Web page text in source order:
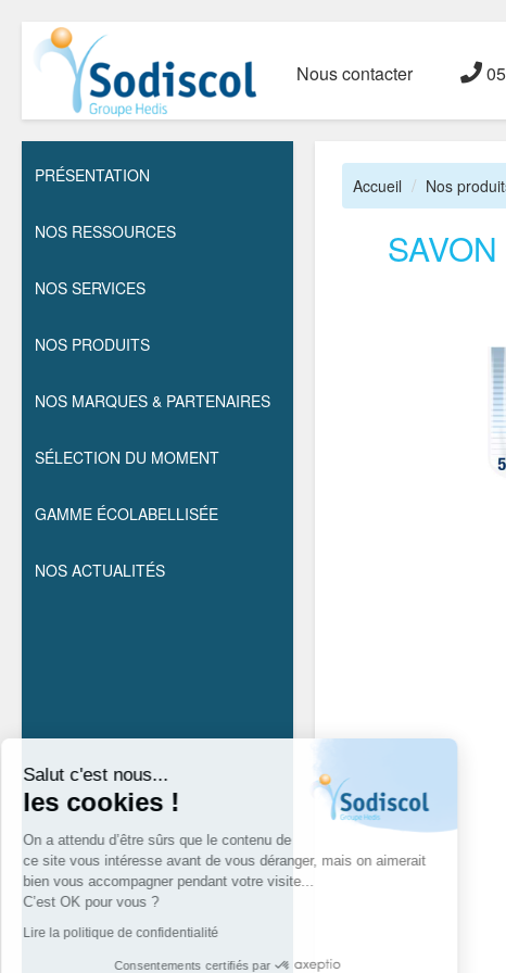
Salut c'est nous...
les cookies !
On a attendu d’être sûrs que le contenu de
ce site vous intéresse avant de vous déranger, mais on aimerait
bien vous accompagner pendant votre visite...
C’est OK pour vous ?
Lire la politique de confidentialité
Consentements certifiés par
Nous contacter
PRÉSENTATION
NOS RESSOURCES
NOS SERVICES
NOS PRODUITS
NOS MARQUES & PARTENAIRES
SÉLECTION DU MOMENT
GAMME ÉCOLABELLISÉE
NOS ACTUALITÉS
Accueil Nos